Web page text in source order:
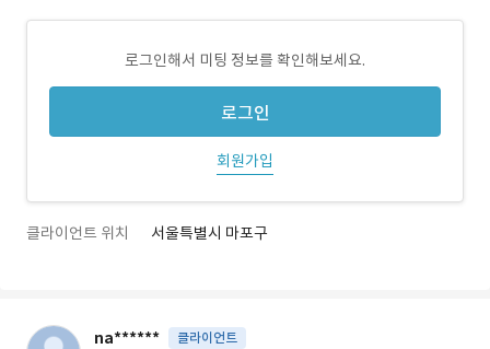
로그인해서 미팅 정보를 확인해보세요.
로그인
회원가입
클라이언트 위치 서울특별시 마포구
na****** 클라이언트